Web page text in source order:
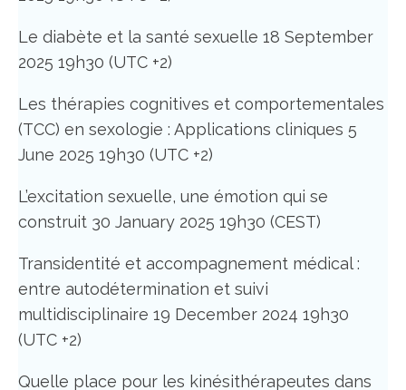
Le diabète et la santé sexuelle 18 September
2025 19h30 (UTC +2)
Les thérapies cognitives et comportementales
(TCC) en sexologie : Applications cliniques 5
June 2025 19h30 (UTC +2)
L’excitation sexuelle, une émotion qui se
construit 30 January 2025 19h30 (CEST)
Transidentité et accompagnement médical :
entre autodétermination et suivi
multidisciplinaire 19 December 2024 19h30
(UTC +2)
Quelle place pour les kinésithérapeutes dans